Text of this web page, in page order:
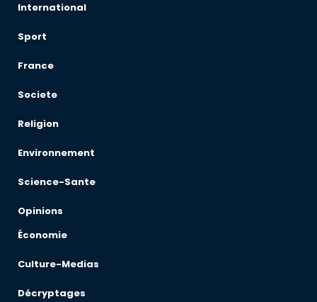
International
Sport
France
Societe
Religion
Environnement
Science-Sante
Opinions
Économie
Culture-Medias
Décryptages